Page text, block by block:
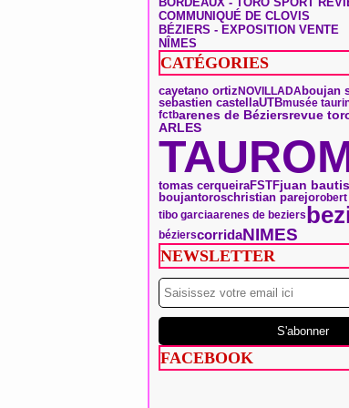
COMMUNIQUÉ DE CLOVIS
BÉZIERS - EXPOSITION VENTE
NÎMES
CATÉGORIES
cayetano ortizNOVILLADA boujan
sebastien castellaUTBmusée
fctbarenes de Béziersrevue
ARLES
tomas cerqueiraFSTFjuan
boujantoroschristian parejorobert
tibo garciaarenes de beziers
bézierscorridaNIMES
NEWSLETTER
FACEBOOK